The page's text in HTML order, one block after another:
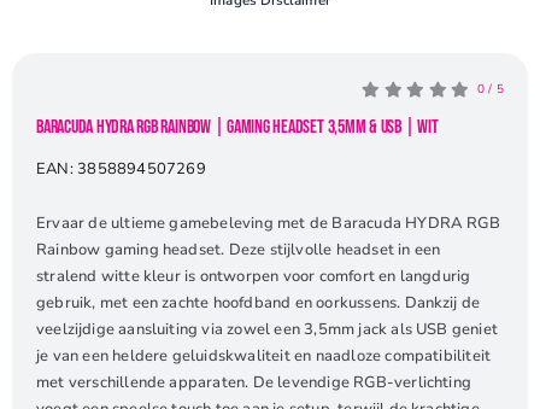
0 / 5
Baracuda HYDRA RGB Rainbow | Gaming Headset 3,5mm & USB | Wit
EAN: 3858894507269
Ervaar de ultieme gamebeleving met de Baracuda HYDRA RGB
Rainbow gaming headset. Deze stijlvolle headset in een
stralend witte kleur is ontworpen voor comfort en langdurig
gebruik, met een zachte hoofdband en oorkussens. Dankzij de
veelzijdige aansluiting via zowel een 3,5mm jack als USB geniet
je van een heldere geluidskwaliteit en naadloze compatibiliteit
met verschillende apparaten. De levendige RGB-verlichting